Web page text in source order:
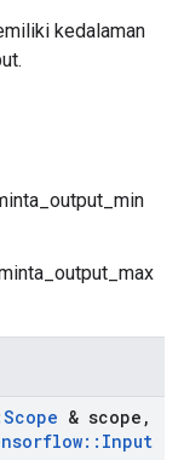
kedalaman
Scope & scope ,
:: Input